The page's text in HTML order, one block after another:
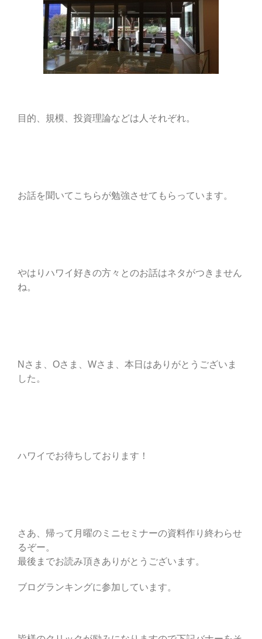
目的、規模、投資理論などは人それぞれ。
お話を聞いてこちらが勉強させてもらっています。
やはりハワイ好きの方々とのお話はネタがつきません
ね。
Nさま、Oさま、Wさま、本日はありがとうございま
した。
ハワイでお待ちしております！
さあ、帰って月曜のミニセミナーの資料作り終わらせ
るぞー。
最後までお読み頂きありがとうございます。
ブログランキングに参加しています。